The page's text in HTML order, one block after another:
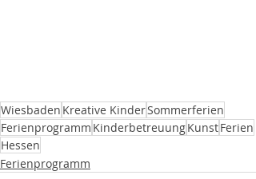
Wiesbaden Kreative KinderSommerferien
Ferienprogramm KinderbetreuungKunstFerien
Hessen
Ferienprogramm